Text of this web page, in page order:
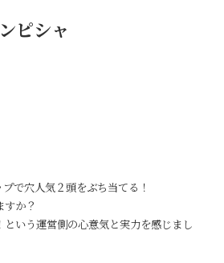
ピシャ
で穴人気２頭をぶち当てる！
か？
いう運営側の心意気と実力を感じまし